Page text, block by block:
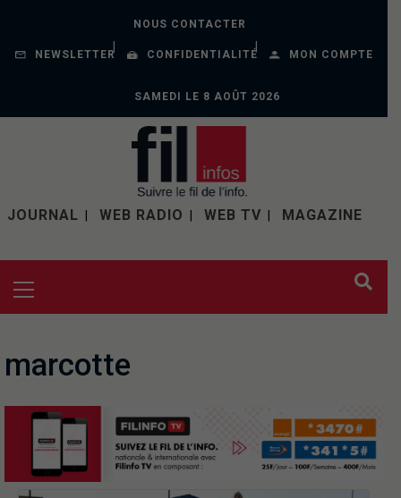
NOUS CONTACTER
NEWSLETTER CONFIDENTIALITÉ MON COMPTE
SAMEDI LE 8 AOÛT 2026
JOURNAL WEB RADIO WEB TV MAGAZINE
marcotte